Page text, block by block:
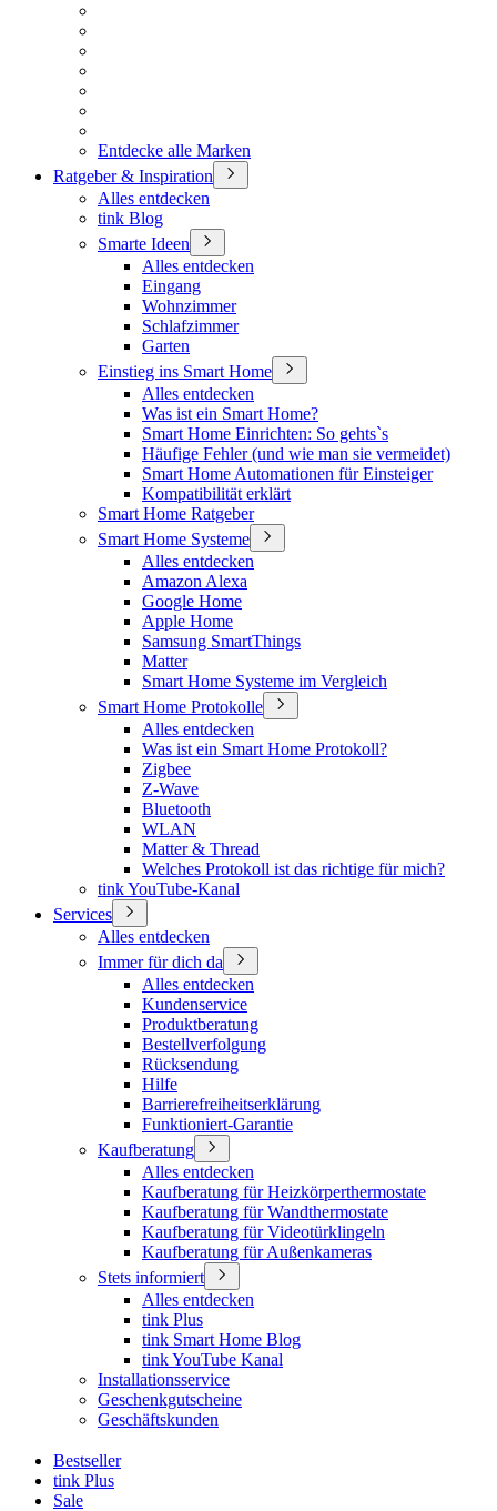
Entdecke alle Marken
Ratgeber & Inspiration
Alles entdecken
tink Blog
Smarte Ideen
Alles entdecken
Eingang
Wohnzimmer
Schlafzimmer
Garten
Einstieg ins Smart Home
Alles entdecken
Was ist ein Smart Home?
Smart Home Einrichten: So gehts`s
Häufige Fehler (und wie man sie vermeidet)
Smart Home Automationen für Einsteiger
Kompatibilität erklärt
Smart Home Ratgeber
Smart Home Systeme
Alles entdecken
Amazon Alexa
Google Home
Apple Home
Samsung SmartThings
Matter
Smart Home Systeme im Vergleich
Smart Home Protokolle
Alles entdecken
Was ist ein Smart Home Protokoll?
Zigbee
Z-Wave
Bluetooth
WLAN
Matter & Thread
Welches Protokoll ist das richtige für mich?
tink YouTube-Kanal
Services
Alles entdecken
Immer für dich da
Alles entdecken
Kundenservice
Produktberatung
Bestellverfolgung
Rücksendung
Hilfe
Barrierefreiheitserklärung
Funktioniert-Garantie
Kaufberatung
Alles entdecken
Kaufberatung für Heizkörperthermostate
Kaufberatung für Wandthermostate
Kaufberatung für Videotürklingeln
Kaufberatung für Außenkameras
Stets informiert
Alles entdecken
tink Plus
tink Smart Home Blog
tink YouTube Kanal
Installationsservice
Geschenkgutscheine
Geschäftskunden
Bestseller
tink Plus
Sale